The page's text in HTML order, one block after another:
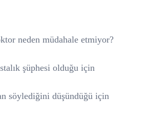
neden müdahale etmiyor?
şüphesi olduğu için
söylediğini düşündüğü için